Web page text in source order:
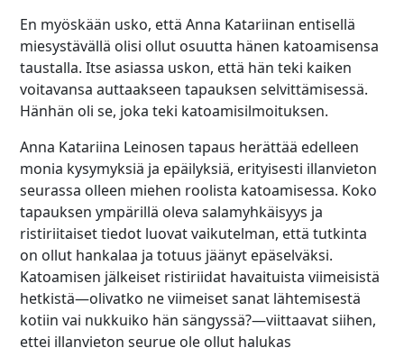
En myöskään usko, että Anna Katariinan entisellä
miesystävällä olisi ollut osuutta hänen katoamisensa
taustalla. Itse asiassa uskon, että hän teki kaiken
voitavansa auttaakseen tapauksen selvittämisessä.
Hänhän oli se, joka teki katoamisilmoituksen.
Anna Katariina Leinosen tapaus herättää edelleen
monia kysymyksiä ja epäilyksiä, erityisesti illanvieton
seurassa olleen miehen roolista katoamisessa. Koko
tapauksen ympärillä oleva salamyhkäisyys ja
ristiriitaiset tiedot luovat vaikutelman, että tutkinta
on ollut hankalaa ja totuus jäänyt epäselväksi.
Katoamisen jälkeiset ristiriidat havaituista viimeisistä
hetkistä—olivatko ne viimeiset sanat lähtemisestä
kotiin vai nukkuiko hän sängyssä?—viittaavat siihen,
ettei illanvieton seurue ole ollut halukas